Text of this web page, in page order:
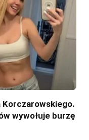
Korczarowskiego.
wywołuje burzę